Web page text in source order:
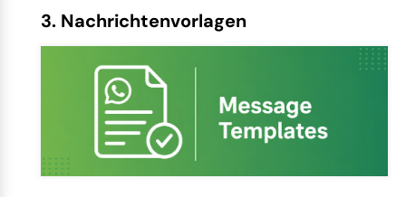
3. Nachrichtenvorlagen